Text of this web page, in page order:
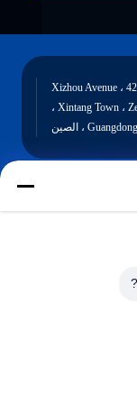
مبنى D ، حديقة Huabang الصناعية ، 42 Xizhou Avenue ،
Xintang Town ، Zengcheng District ، Guangzhou ،